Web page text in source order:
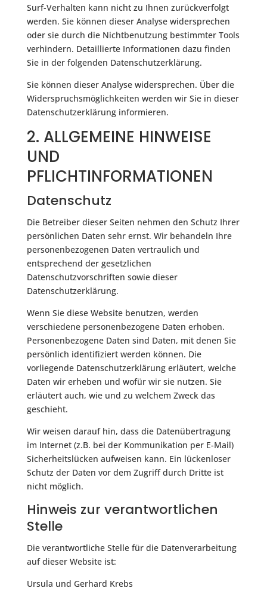
Surf-Verhalten kann nicht zu Ihnen zurückverfolgt
werden. Sie können dieser Analyse widersprechen
oder sie durch die Nichtbenutzung bestimmter Tools
verhindern. Detaillierte Informationen dazu finden
Sie in der folgenden Datenschutzerklärung.
Sie können dieser Analyse widersprechen. Über die
Widerspruchsmöglichkeiten werden wir Sie in dieser
Datenschutzerklärung informieren.
2. ALLGEMEINE HINWEISE
UND
PFLICHTINFORMATIONEN
Datenschutz
Die Betreiber dieser Seiten nehmen den Schutz Ihrer
persönlichen Daten sehr ernst. Wir behandeln Ihre
personenbezogenen Daten vertraulich und
entsprechend der gesetzlichen
Datenschutzvorschriften sowie dieser
Datenschutzerklärung.
Wenn Sie diese Website benutzen, werden
verschiedene personenbezogene Daten erhoben.
Personenbezogene Daten sind Daten, mit denen Sie
persönlich identifiziert werden können. Die
vorliegende Datenschutzerklärung erläutert, welche
Daten wir erheben und wofür wir sie nutzen. Sie
erläutert auch, wie und zu welchem Zweck das
geschieht.
Wir weisen darauf hin, dass die Datenübertragung
im Internet (z.B. bei der Kommunikation per E-Mail)
Sicherheitslücken aufweisen kann. Ein lückenloser
Schutz der Daten vor dem Zugriff durch Dritte ist
nicht möglich.
Hinweis zur verantwortlichen
Stelle
Die verantwortliche Stelle für die Datenverarbeitung
auf dieser Website ist:
Ursula und Gerhard Krebs